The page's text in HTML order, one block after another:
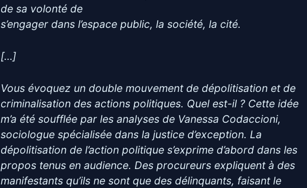
de sa volonté de
s’engager dans l’espace public, la société, la cité.
[…]
Vous évoquez un double mouvement de dépolitisation et de
criminalisation des actions politiques. Quel est-il ? Cette idée
m’a été soufflée par les analyses de Vanessa Codaccioni,
sociologue spécialisée dans la justice d’exception. La
dépolitisation de l’action politique s’exprime d’abord dans les
propos tenus en audience. Des procureurs expliquent à des
manifestants qu’ils ne sont que des délinquants, faisant le